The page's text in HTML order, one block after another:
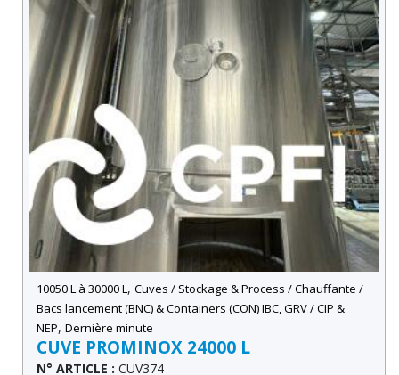
10050 L à 30000 L , Cuves / Stockage & Process / Chauffante /
Bacs lancement (BNC) & Containers (CON) IBC, GRV / CIP &
NEP, Dernière minute
CUVE PROMINOX 24000 L
N° ARTICLE : CUV374